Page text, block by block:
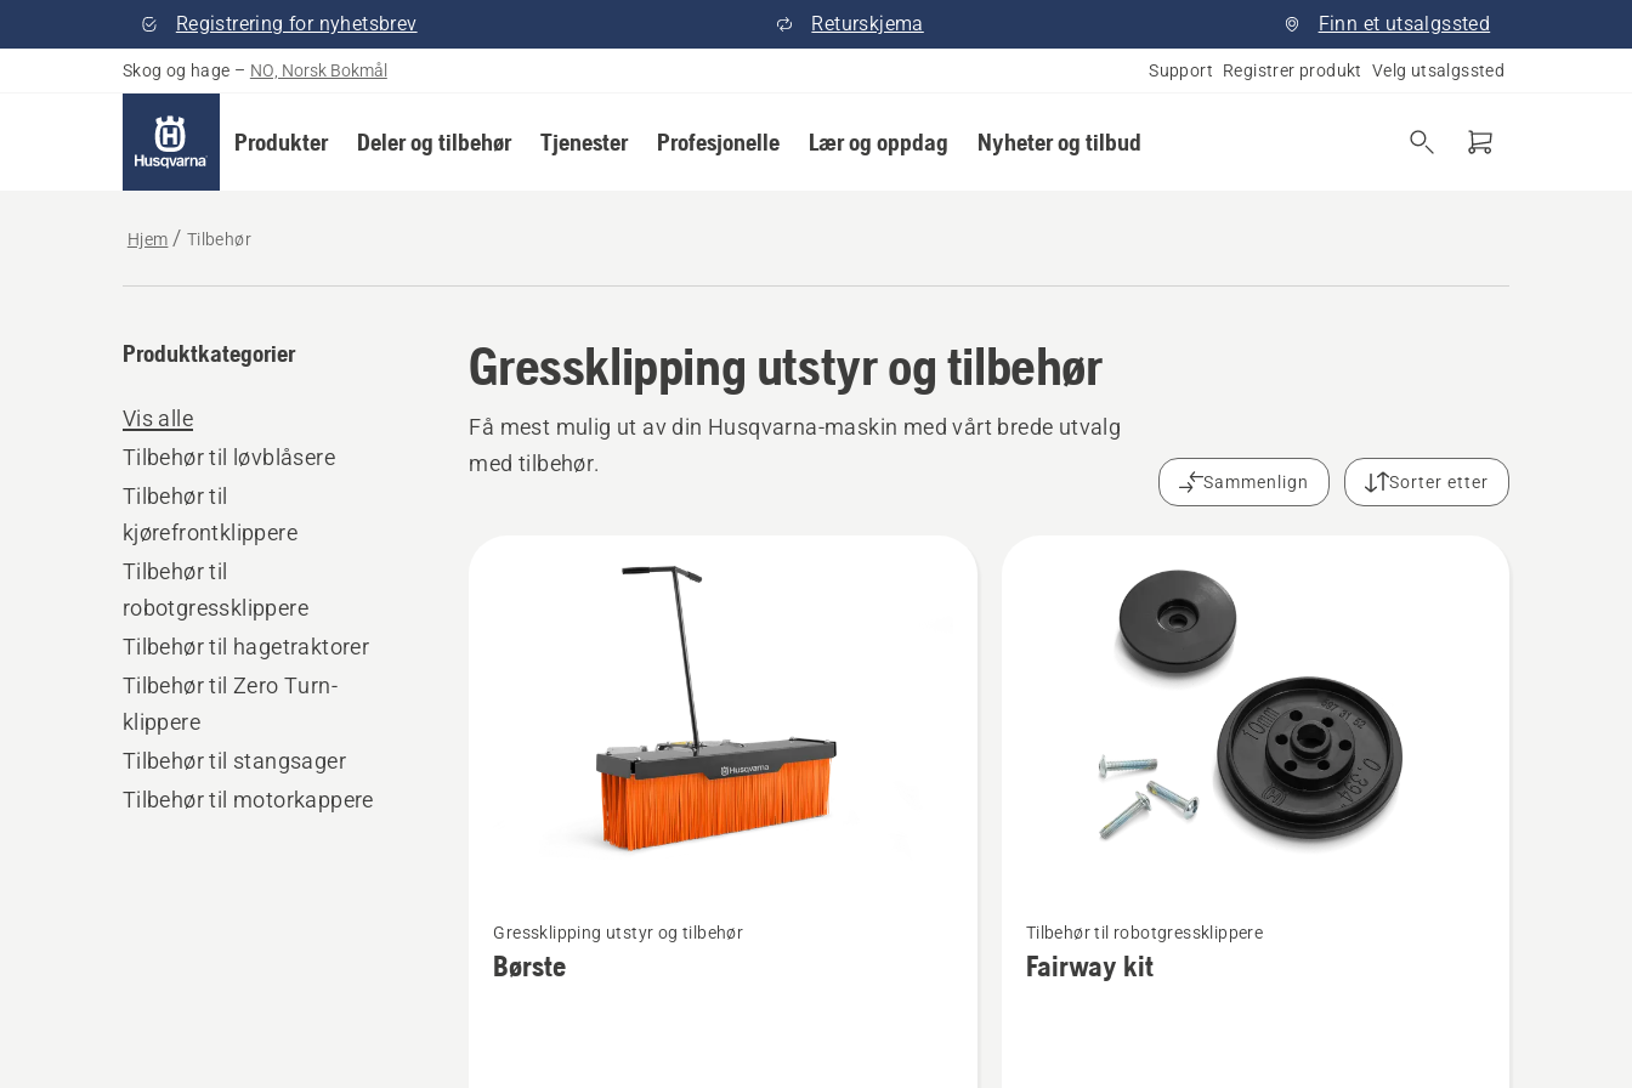
Registrering for nyhetsbrev Returskjema Finn et utsalgssted
Skog og hage – NO, Norsk Bokmål Support Registrer produkt Velg utsalgssted
Produkter Deler og tilbehør Tjenester Profesjonelle Lær og oppdag Nyheter og tilbud
Hjem Tilbehør
Gressklipping utstyr og tilbehør
Produktkategorier
Vis alle
Tilbehør til løvblåsere
Tilbehør til
kjørefrontklippere
Tilbehør til
robotgressklippere
Tilbehør til hagetraktorer
Tilbehør til Zero Turn-
klippere
Tilbehør til stangsager
Tilbehør til motorkappere
Få mest mulig ut av din Husqvarna-maskin med vårt brede utvalg
med tilbehør.
Sammenlign Sorter etter
flere
detaljer
Gressklipping utstyr og tilbehør
Børste
flere
detaljer
Tilbehør til robotgressklippere
Fairway kit